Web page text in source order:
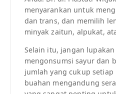
menyarankan untuk
dan trans, dan memilih
minyak zaitun, alpukat,
Selain itu, jangan
mengonsumsi sayur dan
jumlah yang cukup
buahan mengandung